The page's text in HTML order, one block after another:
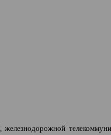
, железнодорожной